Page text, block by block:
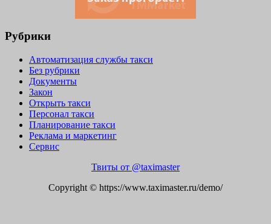
Рубрики
Автоматизация службы такси
Без рубрики
Документы
Закон
Открыть такси
Персонал такси
Планирование такси
Реклама и маркетинг
Сервис
Твиты от @taximaster
Copyright © https://www.taximaster.ru/demo/